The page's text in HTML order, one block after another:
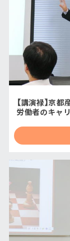
【講演禄】京
労働者のキャ